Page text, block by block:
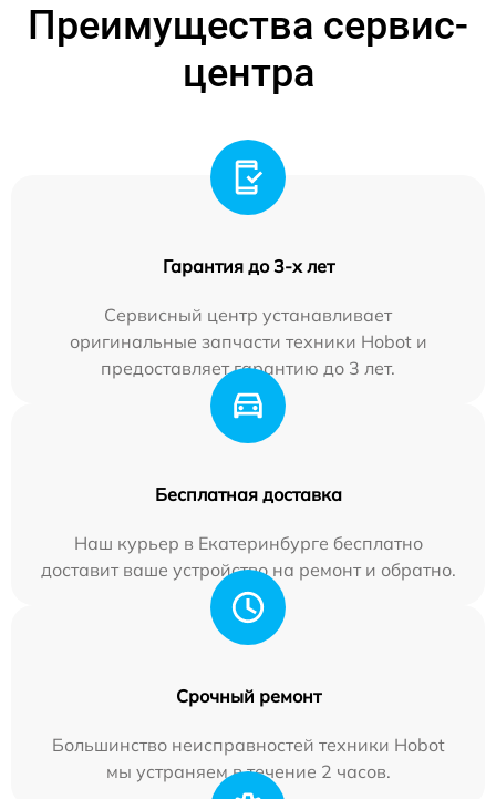
Преимущества сервис-
центра
Гарантия до 3-х лет
Сервисный центр устанавливает
оригинальные запчасти техники Hobot и
предоставляет гарантию до 3 лет.
Бесплатная доставка
Наш курьер в Екатеринбурге бесплатно
доставит ваше устройство на ремонт и обратно.
Срочный ремонт
Большинство неисправностей техники Hobot
мы устраняем в течение 2 часов.